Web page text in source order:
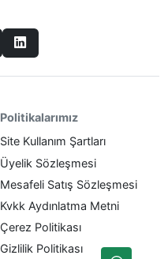
Politikalarımız
Site Kullanım Şartları
Üyelik Sözleşmesi
Mesafeli Satış Sözleşmesi
Kvkk Aydınlatma Metni
Çerez Politikası
Gizlilik Politikası